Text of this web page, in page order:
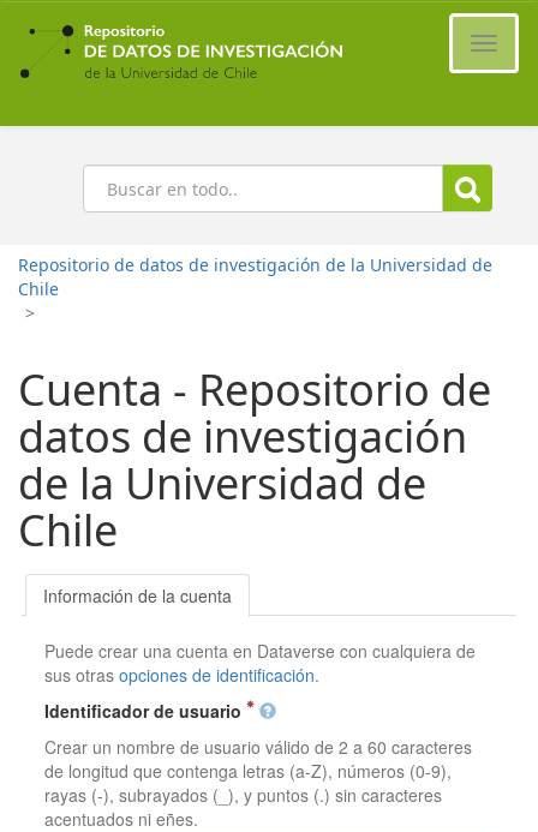
Ir
contenido
principal
Buscar
Repositorio de datos de investigación de la Universidad de
Chile
>
Cuenta - Repositorio de
datos de investigación
de la Universidad de
Chile
Información de la cuenta
Puede crear una cuenta en Dataverse con cualquiera de
sus otrasopciones de identificación.
Identificador de usuario
Crear un nombre de usuario válido de 2 a 60 caracteres
de longitud que contenga letras (a-Z), números (0-9),
rayas (-), subrayados (_), y puntos (.) sin caracteres
acentuados ni eñes.